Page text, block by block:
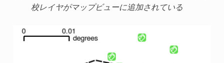
校レイヤがマップビューに追加されている